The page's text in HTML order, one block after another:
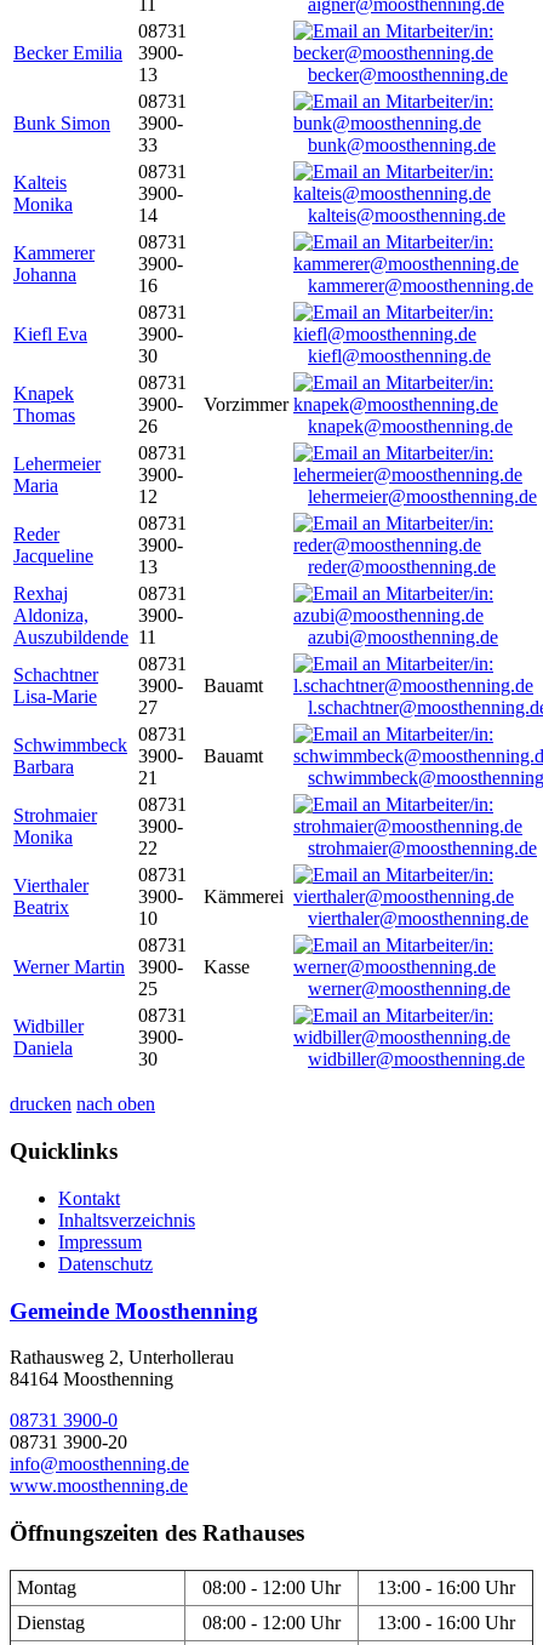
aigner@moosthenning.de
Becker Emilia
08731
3900-
13
becker@moosthenning.de
Bunk Simon
08731
3900-
33
bunk@moosthenning.de
Kalteis
Monika
08731
3900-
14
kalteis@moosthenning.de
Kammerer
Johanna
08731
3900-
16
kammerer@moosthenning.de
Kiefl Eva
08731
3900-
30
kiefl@moosthenning.de
Knapek
Thomas
08731
3900-
26
Vorzimmer
knapek@moosthenning.de
Lehermeier
Maria
08731
3900-
12
lehermeier@moosthenning.de
Reder
Jacqueline
08731
3900-
13
reder@moosthenning.de
Rexhaj
Aldoniza,
Auszubildende
08731
3900-
11
azubi@moosthenning.de
Schachtner
Lisa-Marie
08731
3900-
27
Bauamt
Schwimmbeck
Barbara
08731
3900-
21
Bauamt
Strohmaier
Monika
08731
3900-
22
strohmaier@moosthenning.de
Vierthaler
Beatrix
08731
3900-
10
Kämmerei
vierthaler@moosthenning.de
Werner Martin
08731
3900-
25
Kasse
werner@moosthenning.de
Widbiller
Daniela
08731
3900-
30
widbiller@moosthenning.de
drucken nach oben
Quicklinks
Kontakt
Inhaltsverzeichnis
Impressum
Datenschutz
Gemeinde Moosthenning
Rathausweg 2, Unterhollerau
84164 Moosthenning
08731 3900-0
08731 3900-20
info@moosthenning.de
www.moosthenning.de
Öffnungszeiten des Rathauses
Montag 08:00 - 12:00 Uhr
13:00 - 16:00 Uhr
Dienstag
08:00 - 12:00 Uhr 13:00 - 16:00 Uhr